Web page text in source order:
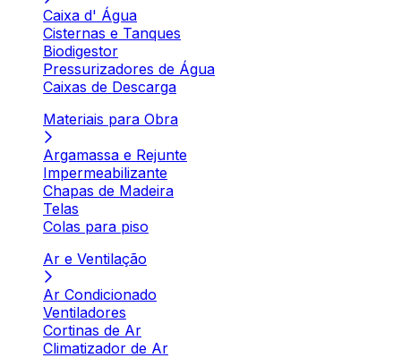
Caixa d' Água
Cisternas e Tanques
Biodigestor
Pressurizadores de Água
Caixas de Descarga
Materiais para Obra
Argamassa e Rejunte
Impermeabilizante
Chapas de Madeira
Telas
Colas para piso
Ar e Ventilação
Ar Condicionado
Ventiladores
Cortinas de Ar
Climatizador de Ar